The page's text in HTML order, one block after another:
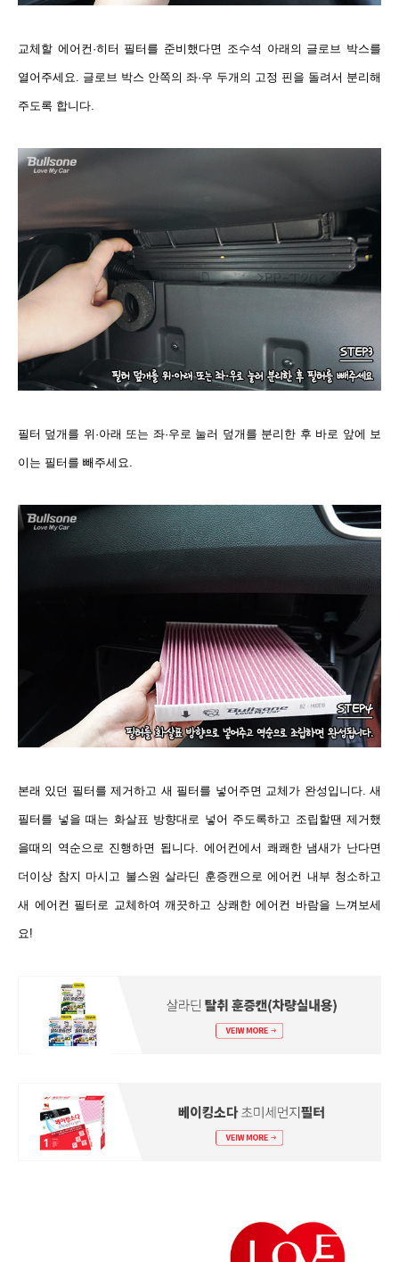
교체할 에어컨·히터 필터를 준비했다면 조수석 아래의 글로브 박스를
열어주세요. 글로브 박스 안쪽의 좌·우 두개의 고정 핀을 돌려서 분리해
주도록 합니다.
필터 덮개를 위·아래 또는 좌·우로 눌러 덮개를 분리한 후 바로 앞에 보
이는 필터를 빼주세요.
본래 있던 필터를 제거하고 새 필터를 넣어주면 교체가 완성입니다. 새
필터를 넣을 때는 화살표 방향대로 넣어 주도록하고 조립할땐 제거했
을때의 역순으로 진행하면 됩니다. 에어컨에서 쾌쾌한 냄새가 난다면
더이상 참지 마시고 불스원 살라딘 훈증캔으로 에어컨 내부 청소하고
새 에어컨 필터로 교체하여 깨끗하고 상쾌한 에어컨 바람을 느껴보세
요!